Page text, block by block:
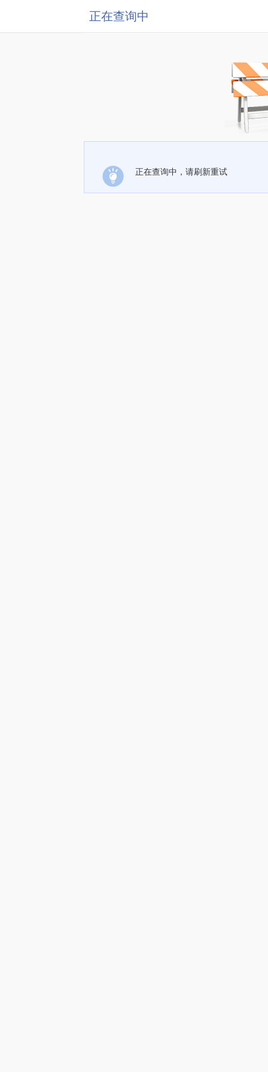
正在查询中
正在查询中，请刷新重试